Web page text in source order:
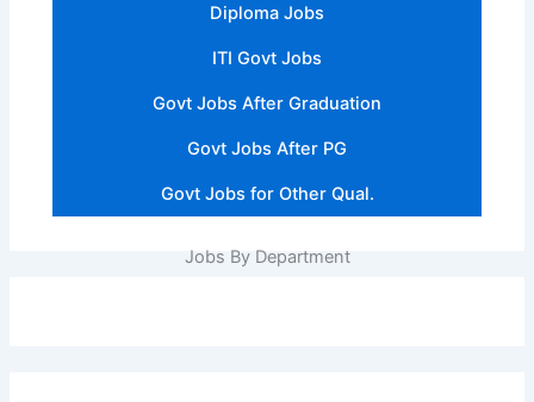
Diploma Jobs
ITI Govt Jobs
Govt Jobs After Graduation
Govt Jobs After PG
Govt Jobs for Other Qual.
Jobs By Department